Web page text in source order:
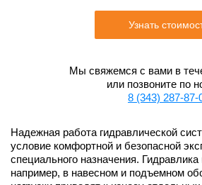
Узнать
Мы свяжемся с вами в
или позвоните по
8 (343) 287-87-
Надежная работа гидравлической
условие комфортной и безопасной
специального назначения. Гидравлика
например, в навесном и подъемном